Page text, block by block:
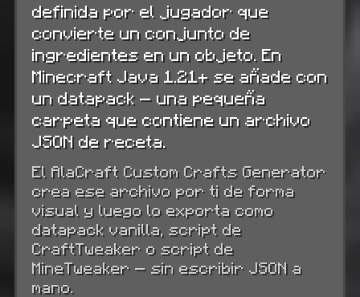
definida por el jugador que
convierte un conjunto de
ingredientes en un objeto. En
Minecraft Java 1.21+ se añade con
un datapack — una pequeña
carpeta que contiene un archivo
JSON de receta.
El AlaCraft Custom Crafts Generator
crea ese archivo por ti de forma
visual y luego lo exporta como
datapack vanilla, script de
CraftTweaker o script de
MineTweaker — sin escribir JSON a
mano.